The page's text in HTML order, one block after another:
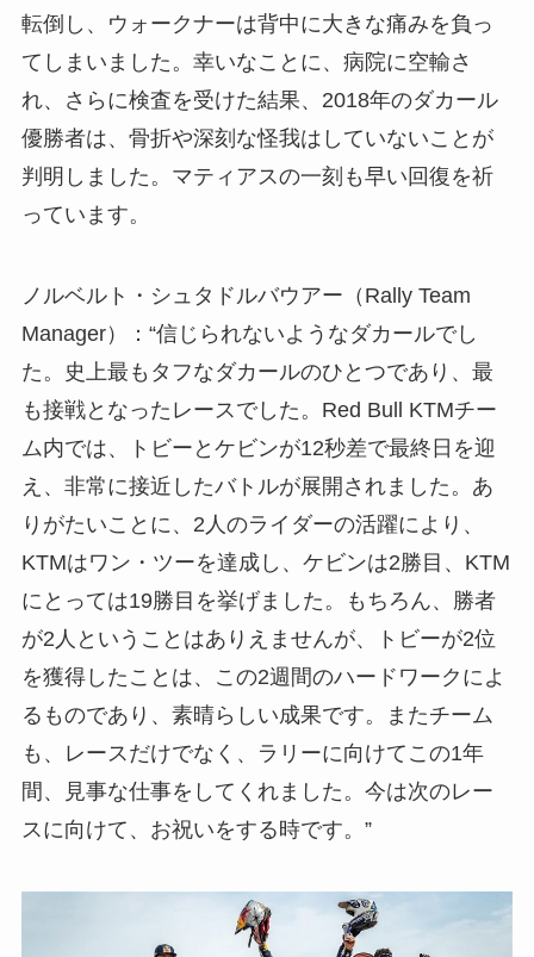
転倒し、ウォークナーは背中に大きな痛みを負っ
てしまいました。幸いなことに、病院に空輸さ
れ、さらに検査を受けた結果、2018年のダカール
優勝者は、骨折や深刻な怪我はしていないことが
判明しました。マティアスの一刻も早い回復を祈
っています。
ノルベルト・シュタドルバウアー（Rally Team
Manager）：“信じられないようなダカールでし
た。史上最もタフなダカールのひとつであり、最
も接戦となったレースでした。Red Bull KTMチー
ム内では、トビーとケビンが12秒差で最終日を迎
え、非常に接近したバトルが展開されました。あ
りがたいことに、2人のライダーの活躍により、
KTMはワン・ツーを達成し、ケビンは2勝目、KTM
にとっては19勝目を挙げました。もちろん、勝者
が2人ということはありえませんが、トビーが2位
を獲得したことは、この2週間のハードワークによ
るものであり、素晴らしい成果です。またチーム
も、レースだけでなく、ラリーに向けてこの1年
間、見事な仕事をしてくれました。今は次のレー
スに向けて、お祝いをする時です。”